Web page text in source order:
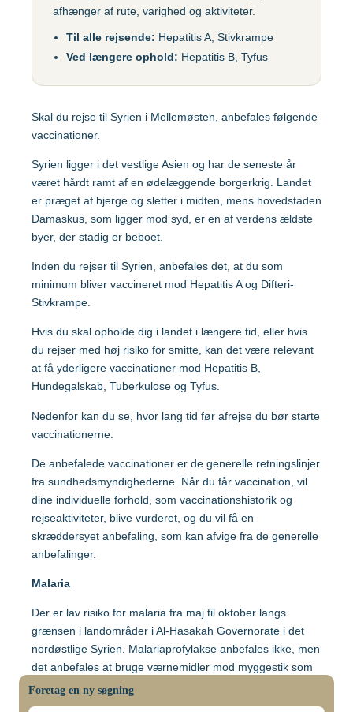
Gul feber
Helvedesild (Zoster)
Hepatitis A+B, barn –
Hepatitis B
HPV
Hundegalskab –
Influenza
hjernebetændelse
MFR (MMR)
Mpox-vaccine
(Imvanex)
Polio
Syncytialvirus (RSV)
Skoldkopper (Chicken
Pox)
Stivkrampe)
Tuberkulose (BCG)
Gravide og børn
Vaccination af gravide
Vaccination af børn
Lommebogen – Din korte rejseguide
Ghana
Indien
Indonesien
Japan
Malaysia
Myanmar
Nepal
Nigeria
Sri Lanka
Sydafrika
afhænger af rute, varighed og aktiviteter.
Til alle rejsende: Hepatitis A, Stivkrampe
Ved længere ophold: Hepatitis B, Tyfus
Skal du rejse til Syrien i Mellemøsten, anbefales følgende
vaccinationer.
Syrien ligger i det vestlige Asien og har de seneste år
været hårdt ramt af en ødelæggende borgerkrig. Landet
er præget af bjerge og sletter i midten, mens hovedstaden
Damaskus, som ligger mod syd, er en af verdens ældste
byer, der stadig er beboet.
Inden du rejser til Syrien, anbefales det, at du som
minimum bliver vaccineret mod Hepatitis A og Difteri-
Stivkrampe.
Hvis du skal opholde dig i landet i længere tid, eller hvis
du rejser med høj risiko for smitte, kan det være relevant
at få yderligere vaccinationer mod Hepatitis B,
Hundegalskab, Tuberkulose og Tyfus.
Nedenfor kan du se, hvor lang tid før afrejse du bør starte
vaccinationerne.
De anbefalede vaccinationer er de generelle retningslinjer
fra sundhedsmyndighederne. Når du får vaccination, vil
dine individuelle forhold, som vaccinationshistorik og
rejseaktiviteter, blive vurderet, og du vil få en
skræddersyet anbefaling, som kan afvige fra de generelle
anbefalinger.
Malaria
Der er lav risiko for malaria fra maj til oktober langs
grænsen i landområder i Al-Hasakah Governorate i det
nordøstlige Syrien. Malariaprofylakse anbefales ikke, men
det anbefales at bruge værnemidler mod myggestik som
forebyggelse.
Foretag en ny søgning